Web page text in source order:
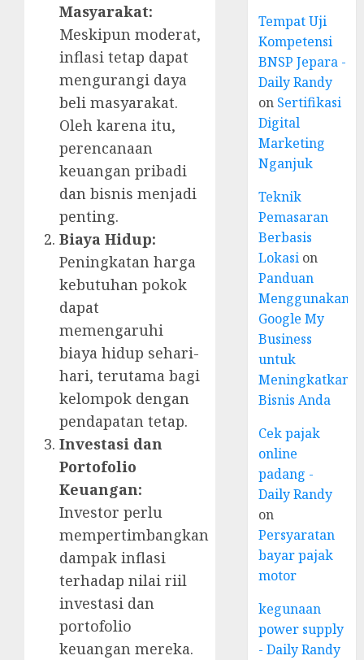
Masyarakat:
Meskipun moderat,
inflasi tetap dapat
mengurangi daya
beli masyarakat.
Oleh karena itu,
perencanaan
keuangan pribadi
dan bisnis menjadi
penting.
Biaya Hidup:
Peningkatan harga
kebutuhan pokok
dapat
memengaruhi
biaya hidup sehari-
hari, terutama bagi
kelompok dengan
pendapatan tetap.
Investasi dan
Portofolio
Keuangan:
Investor perlu
mempertimbangkan
dampak inflasi
terhadap nilai riil
investasi dan
portofolio
keuangan mereka.
Tempat Uji
Kompetensi
BNSP Jepara -
Daily Randy
on Sertifikasi
Digital
Marketing
Nganjuk
Teknik
Pemasaran
Berbasis
Lokasi on
Panduan
Menggunakan
Google My
Business
untuk
Meningkatkan
Bisnis Anda
Cek pajak
online
padang -
Daily Randy
on
Persyaratan
bayar pajak
motor
kegunaan
power supply
- Daily Randy